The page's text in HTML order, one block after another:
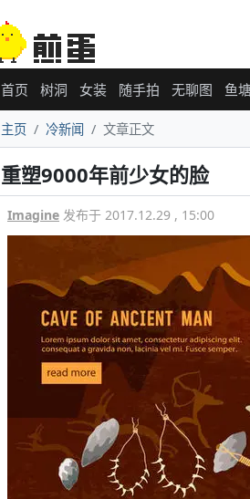
首页 树洞 女装 随手拍 无聊图 鱼
主页 冷新闻 文章正文
重塑9000年前少女的脸
Imagine 发布于 2017.12.29 , 15:00